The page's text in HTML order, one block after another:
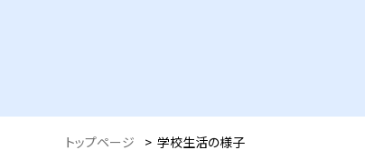
トップページ > 学校生活の様子